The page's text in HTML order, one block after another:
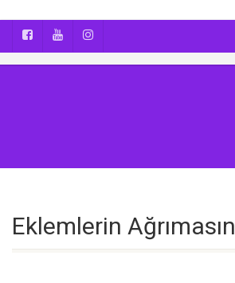
Eklemlerin Ağrımasın